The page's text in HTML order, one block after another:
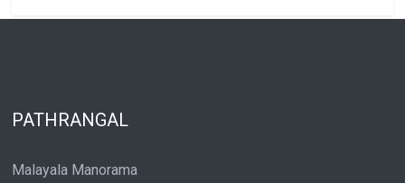
PATHRANGAL
Malayala Manorama